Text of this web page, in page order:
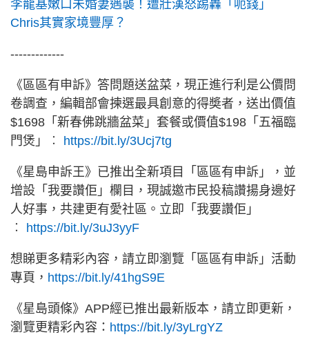
李龍基嫩口未婚妻遇襲！遭壯漢怒踢轟「呃錢」
Chris其實家境豐厚？
-------------
《區區有申訴》答問題送盆菜，現正進行利是公價問
卷調查，編輯部會揀選最具創意的得奬者，送出價值
$1698「新春佛跳牆盆菜」套餐或價值$198「五福臨
門煲」︰ https://bit.ly/3Ucj7tg
《星島申訴王》已推出全新項目「區區有申訴」，並
增設「我要讚佢」欄目，現誠邀市民投稿讚揚身邊好
人好事，共建更有愛社區。立即「我要讚佢」
︰ https://bit.ly/3uJ3yyF
想睇更多精彩內容，請立即瀏覽「區區有申訴」活動
專頁， https://bit.ly/41hgS9E
《星島頭條》APP經已推出最新版本，請立即更新，
瀏覽更精彩內容： https://bit.ly/3yLrgYZ